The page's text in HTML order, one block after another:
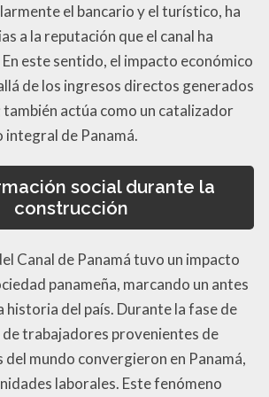
el bancario y el turístico, ha
a la reputación que el canal ha
este sentido, el impacto económico
de los ingresos directos generados
también actúa como un catalizador
integral de Panamá.
social durante la
construcción
Canal de Panamá tuvo un impacto
panameña, marcando un antes
historia del país. Durante la fase de
trabajadores provenientes de
mundo convergieron en Panamá,
laborales. Este fenómeno